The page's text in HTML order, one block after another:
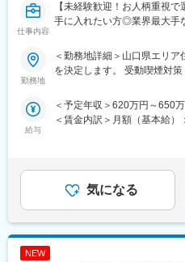
■働き方改善の取り組み：
・土日などの緊急対応は当
る検査機器の製造販売や人
などを主な役割としていま
ップクラスのシェアを誇り、
ブランドの強みがある、幅
医療機器メーカーです。
仕事内容
【未経験歓迎！お人柄重視
手に入れたい方◎業界最大手
パス豊富】
る「CSO」という業界で世
正社員として、クライアン
■具体的な業務内容：
IQVIAにご入社後、新人研修
で実施される医療機器営業の
ます。
医療機器の営業担当者として
勤務地
＜勤務地詳細＞山口県エリ
を決定します。 受動喫煙対
給与
＜予定年収＞620万円～650
＜賃金内訳＞月額（基本給
手当支給する。【補足】プ
日当（1日1,500円／外勤3.5
月・3月）※平均実績6ヶ月分■
金はあくまでも目安の金額で
があります。月給(月額)は固
気になる
NEW